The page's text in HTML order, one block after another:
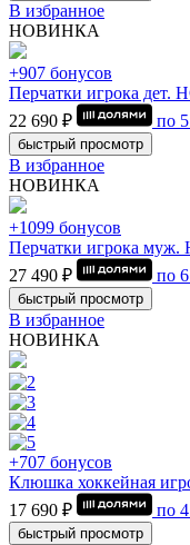
В избранное
НОВИНКА
+907 бонусов
Перчатки игрока дет.
22 690 ₽
по
быстрый просмотр
В избранное
НОВИНКА
+1099 бонусов
Перчатки игрока муж.
27 490 ₽
по
быстрый просмотр
В избранное
НОВИНКА
+707 бонусов
Клюшка хоккейная
17 690 ₽
по
быстрый просмотр